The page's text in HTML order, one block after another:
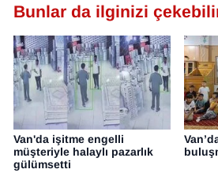
Bunlar da ilginizi
Van'da işitme engelli
müşteriyle halaylı pazarlık
gülümsetti